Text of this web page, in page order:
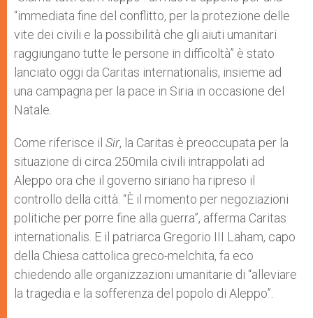
p e
r
k
“immediata fine del conflitto, per la protezione delle
vite dei civili e la possibilità che gli aiuti umanitari
raggiungano tutte le persone in difficoltà” è stato
lanciato oggi da Caritas internationalis, insieme ad
una campagna per la pace in Siria in occasione del
Natale.
Come riferisce il Sir, la Caritas è preoccupata per la
situazione di circa 250mila civili intrappolati ad
Aleppo ora che il governo siriano ha ripreso il
controllo della città. “È il momento per negoziazioni
politiche per porre fine alla guerra”, afferma Caritas
internationalis. E il patriarca Gregorio III Laham, capo
della Chiesa cattolica greco-melchita, fa eco
chiedendo alle organizzazioni umanitarie di “alleviare
la tragedia e la sofferenza del popolo di Aleppo”.